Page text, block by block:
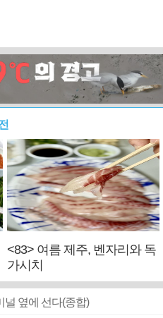
<83> 여름 제주, 벤자리와 독
가시치
널 옆에 선다(종합)